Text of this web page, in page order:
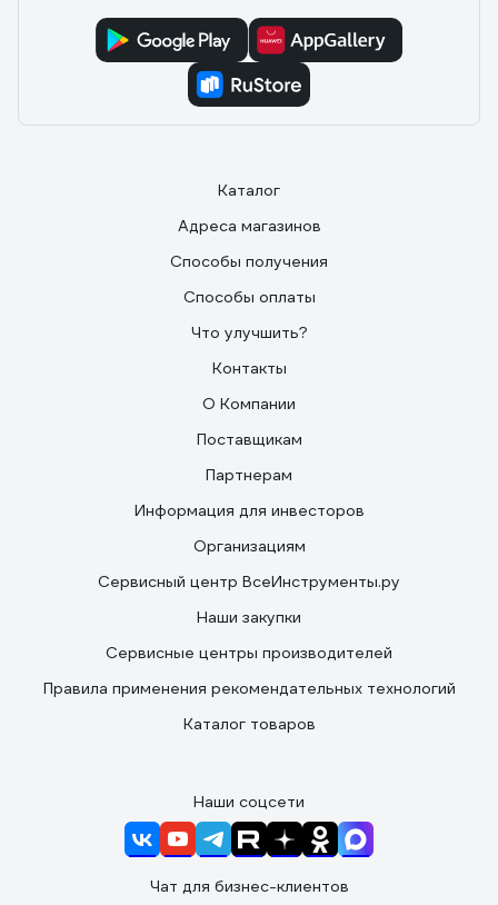
Каталог
Адреса магазинов
Способы получения
Способы оплаты
Что улучшить?
Контакты
О Компании
Поставщикам
Партнерам
Информация для инвесторов
Организациям
Сервисный центр ВсеИнструменты.ру
Наши закупки
Сервисные центры производителей
Правила применения рекомендательных технологий
Каталог товаров
Наши соцсети
Чат для бизнес-клиентов